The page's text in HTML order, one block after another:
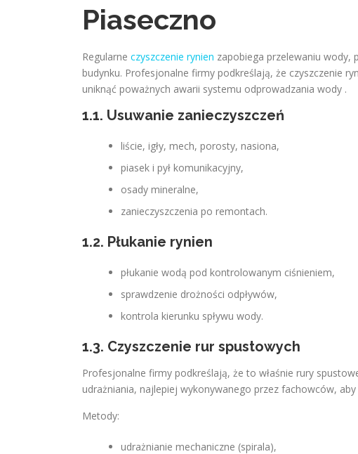
Piaseczno
Regularne czyszczenie rynien zapobiega przelewaniu wody,
budynku. Profesjonalne firmy podkreślają, że czyszczenie
uniknąć poważnych awarii systemu odprowadzania wody .
1.1. Usuwanie zanieczyszczeń
liście, igły, mech, porosty, nasiona,
piasek i pył komunikacyjny,
osady mineralne,
zanieczyszczenia po remontach.
1.2. Płukanie rynien
płukanie wodą pod kontrolowanym ciśnieniem,
sprawdzenie drożności odpływów,
kontrola kierunku spływu wody.
1.3. Czyszczenie rur spustowych
Profesjonalne firmy podkreślają, że to właśnie rury
udrażniania, najlepiej wykonywanego przez fachowców,
Metody:
udrażnianie mechaniczne (spirala),